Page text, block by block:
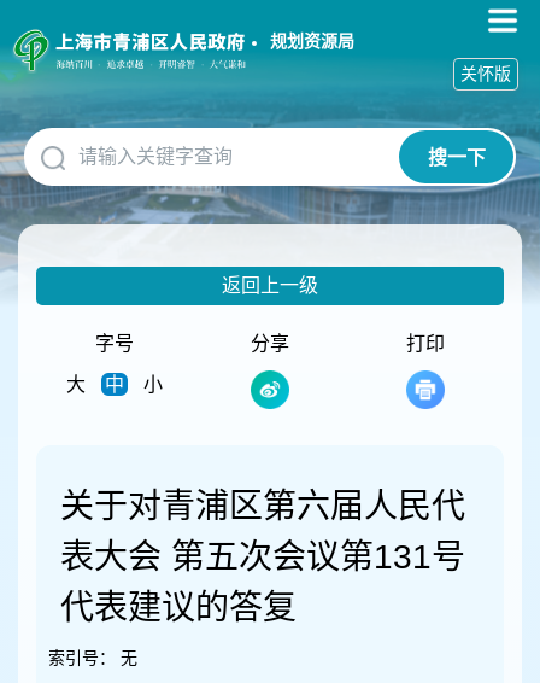
障
碍
作
说
明
跳
到
网
规划资源局
搜一下
关怀版
返回上一级
字号
大
中 小
分享 打印
关于对青浦区第六届人民代
表大会 第五次会议第131号
代表建议的答复
索引号： 无